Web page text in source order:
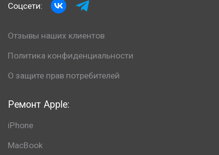
Ремонт Apple:
iPhone
MacBook
Соцсети:
Отзывы наших клиентов
Политика конфиденциальности
О защите прав потребителей